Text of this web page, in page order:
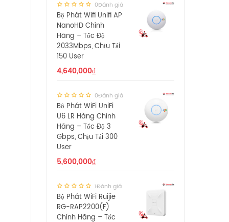
0Đánh giá
Bộ Phát Wifi Unifi AP
NanoHD Chính
Hãng – Tốc Độ
2033Mbps, Chịu Tải
150 User
4,640,000₫
0Đánh giá
Bộ Phát WiFi UniFi
U6 LR Hàng Chính
Hãng – Tốc Độ 3
Gbps, Chịu Tải 300
User
5,600,000₫
1Đánh giá
Bộ Phát WiFi Ruijie
RG-RAP2200(F)
Chính Hãng – Tốc